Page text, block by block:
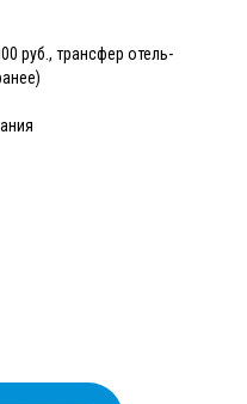
руб., трансфер отель-